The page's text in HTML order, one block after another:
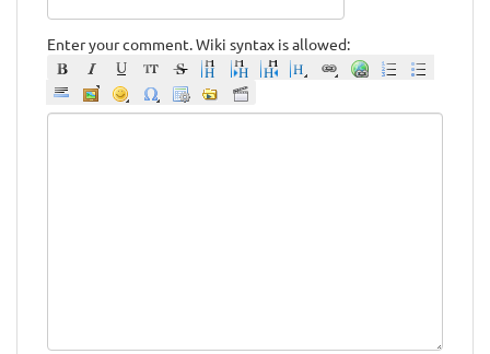
Enter your comment. Wiki syntax is allowed: